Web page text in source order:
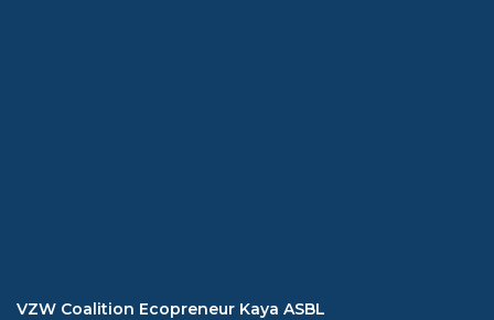
VZW Coalition Ecopreneur Kaya ASBL